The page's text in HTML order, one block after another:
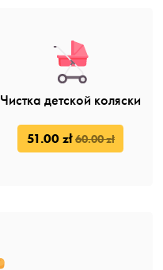
Чистка детской коляски
51.00 zł 60.00 zł